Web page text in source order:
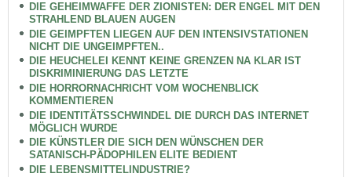
DIE GEHEIMWAFFE DER ZIONISTEN: DER ENGEL MIT DEN
STRAHLEND BLAUEN AUGEN
DIE GEIMPFTEN LIEGEN AUF DEN INTENSIVSTATIONEN
NICHT DIE UNGEIMPFTEN..
DIE HEUCHELEI KENNT KEINE GRENZEN NA KLAR IST
DISKRIMINIERUNG DAS LETZTE
DIE HORRORNACHRICHT VOM WOCHENBLICK
KOMMENTIEREN
DIE IDENTITÄTSSCHWINDEL DIE DURCH DAS INTERNET
MÖGLICH WURDE
DIE KÜNSTLER DIE SICH DEN WÜNSCHEN DER
SATANISCH-PÄDOPHILEN ELITE BEDIENT
DIE LEBENSMITTELINDUSTRIE?